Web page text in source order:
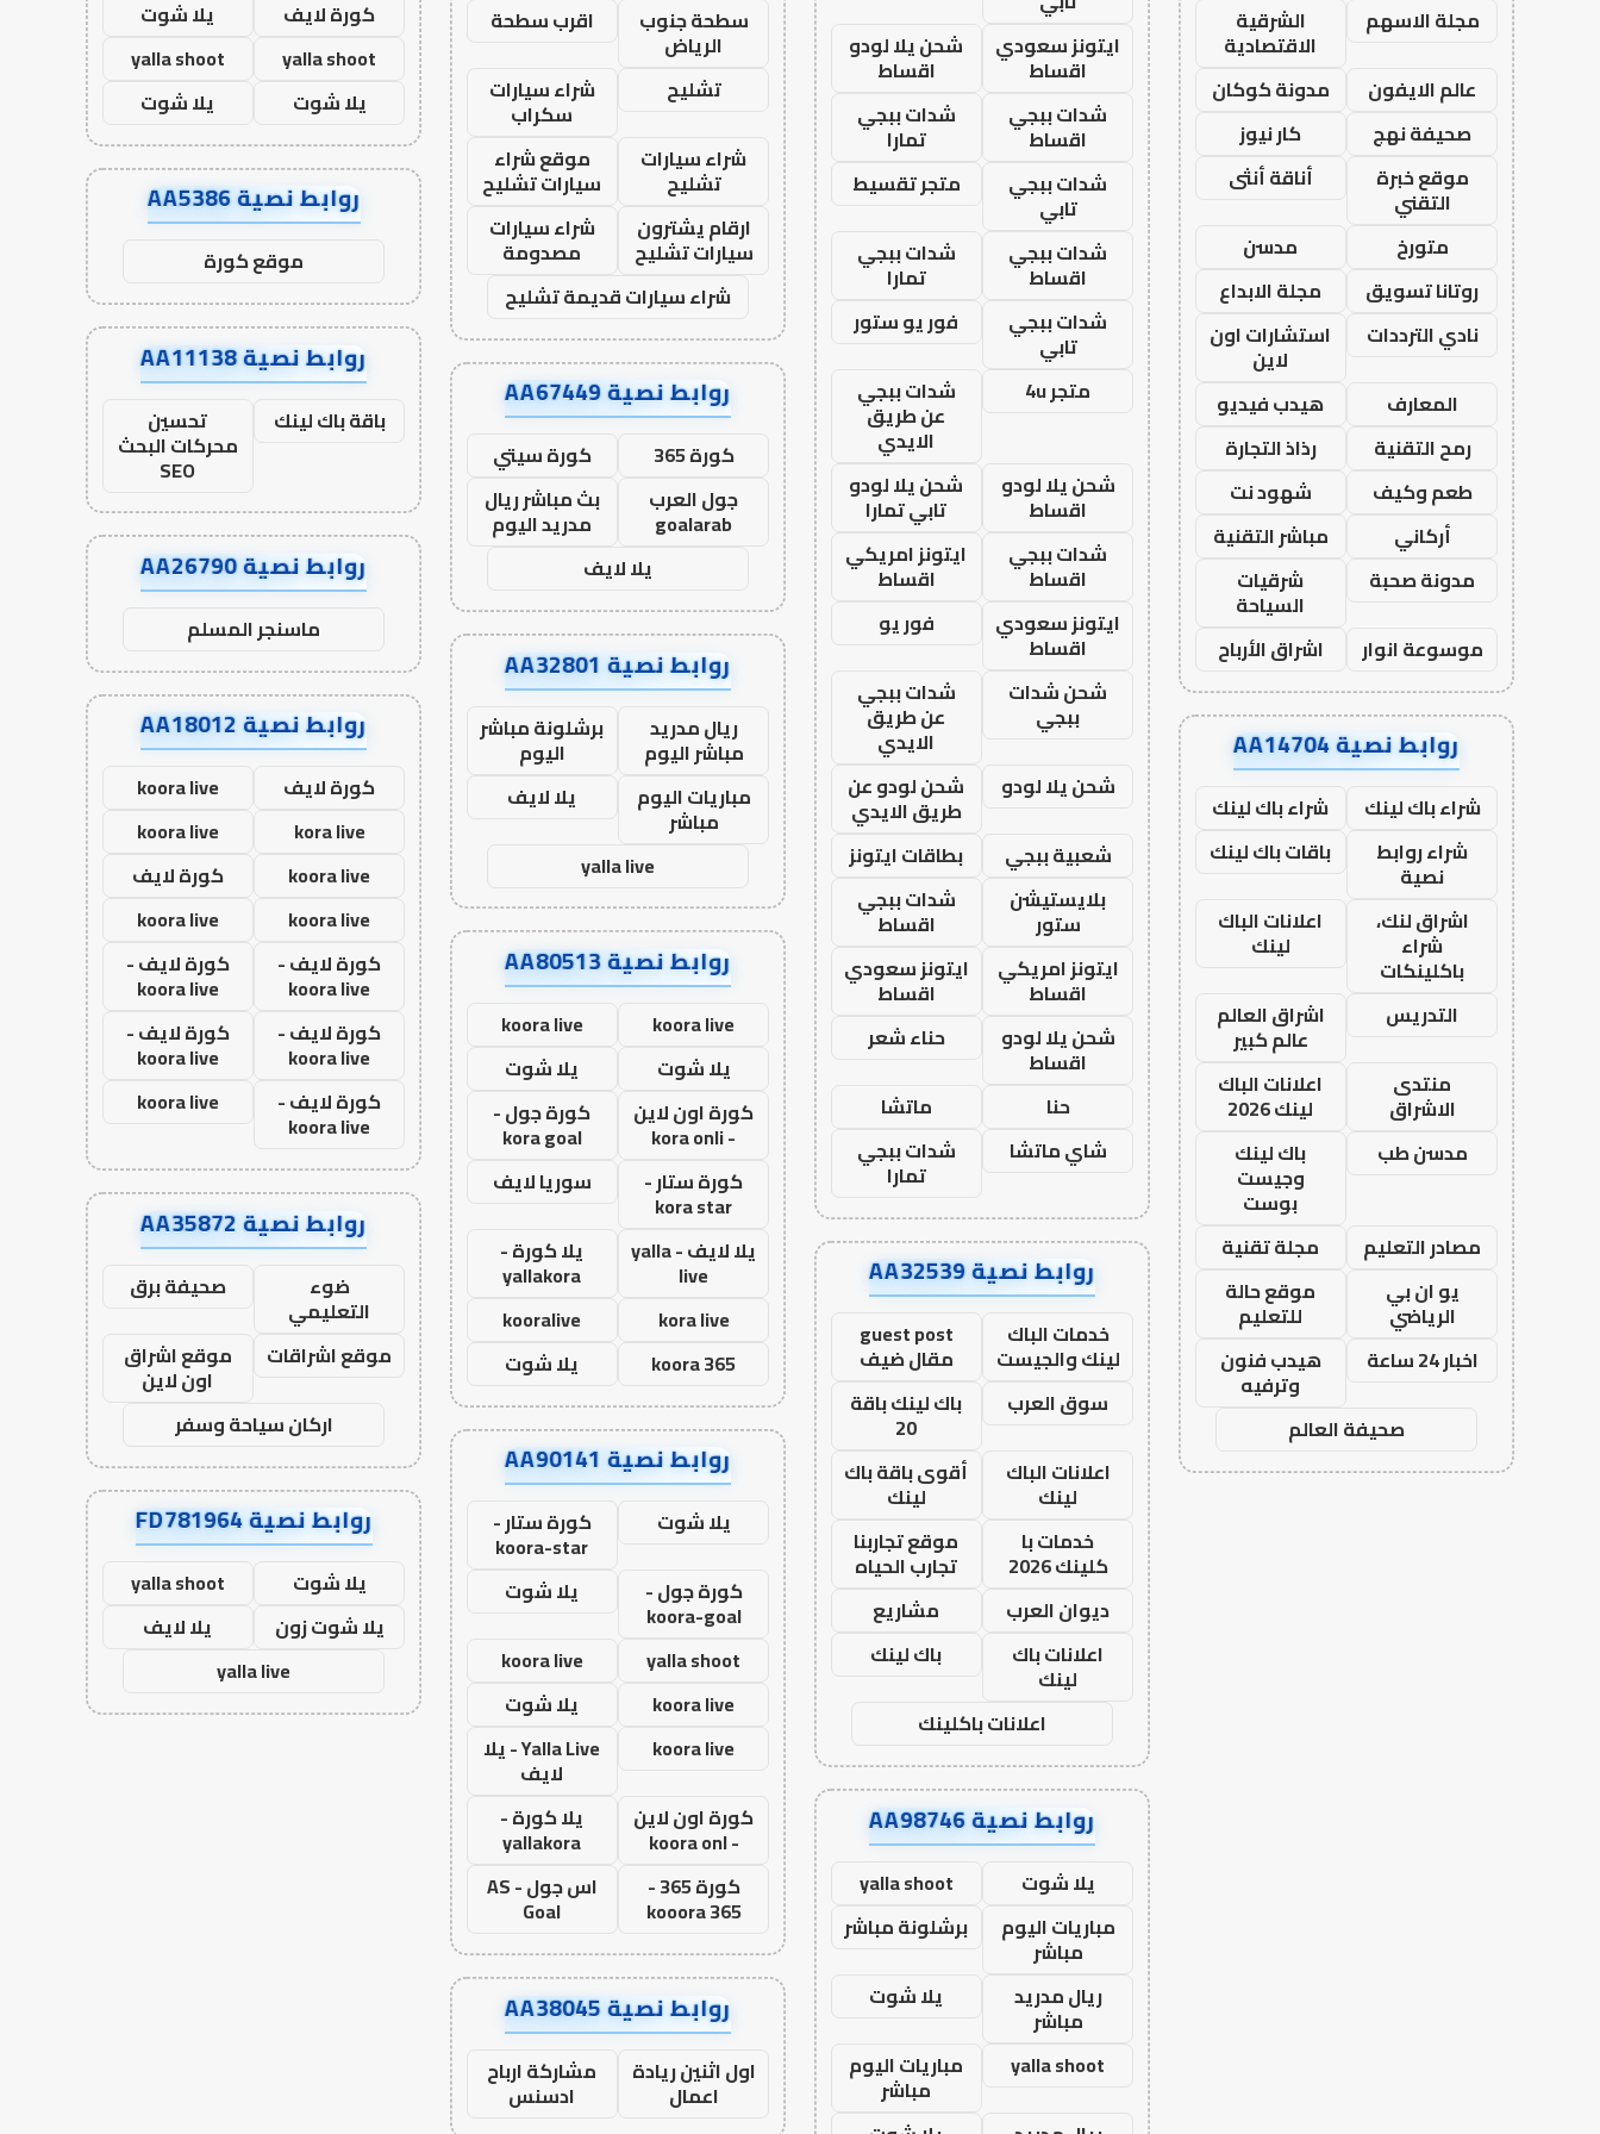
مجلة الاسهم
الشرقية
الاقتصادية
عالم الايفون
مدونة كوكان
صحيفة نهج
كار نيوز
موقع خبرة
التقني
أناقة أنثى
متورخ
مدسن
روتانا تسويق
مجلة الابداع
نادي الترددات
استشارات اون
لاين
المعارف
هيدب فيديو
رمح التقنية
رذاذ التجارة
طعم وكيف
شهود نت
أركاني
مباشر التقنية
مدونة صحبة
شرقيات
السياحة
موسوعة انوار
اشراق الأرباح
روابط نصية AA14704
شراء باك لينك
شراء باك لينك
شراء روابط
نصية
باقات باك لينك
اشراق لنك،
شراء
باكلينكات
اعلانات الباك
لينك
التدريس
اشراق العالم
عالم كبير
منتدى
الاشراق
اعلانات الباك
لينك 2026
مدسن طب
باك لينك
وجيست
بوست
مصادر التعليم
مجلة تقنية
يو ان بي
الرياضي
موقع حالة
للتعليم
اخبار 24 ساعة
هيدب فنون
وترفيه
صحيفة العالم
ايتونز سعودي
اقساط
شحن يلا لودو
اقساط
شدات ببجي
اقساط
شدات ببجي
تمارا
شدات ببجي
تابي
متجر تقسيط
شدات ببجي
اقساط
شدات ببجي
تمارا
شدات ببجي
تابي
فور يو ستور
متجر 4u
شدات ببجي
عن طريق
الايدي
شحن يلا لودو
اقساط
شحن يلا لودو
تابي تمارا
شدات ببجي
اقساط
ايتونز امريكي
اقساط
ايتونز سعودي
اقساط
فور يو
شحن شدات
ببجي
شدات ببجي
عن طريق
الايدي
شحن يلا لودو
شحن لودو عن
طريق الايدي
شعبية ببجي
بطاقات ايتونز
بلايستيشن
ستور
شدات ببجي
اقساط
ايتونز امريكي
اقساط
ايتونز سعودي
اقساط
شحن يلا لودو
اقساط
حناء شعر
حنا
ماتشا
شاي ماتشا
شدات ببجي
تمارا
روابط نصية AA32539
خدمات الباك
لينك والجيست
guest post
مقال ضيف
سوق العرب
باك لينك باقة
20
اعلانات الباك
لينك
أقوى باقة باك
لينك
خدمات با
كلينك 2026
موقع تجاربنا
تجارب الحياه
ديوان العرب
مشاريع
اعلانات باك
لينك
باك لينك
اعلانات باكلينك
روابط نصية AA98746
يلا شوت
yalla shoot
مباريات اليوم
مباشر
برشلونة مباشر
ريال مدريد
مباشر
يلا شوت
yalla shoot
مباريات اليوم
مباشر
سطحة جنوب
الرياض
اقرب سطحة
تشليح
شراء سيارات
سكراب
شراء سيارات
تشليح
موقع شراء
سيارات تشليح
ارقام يشترون
سيارات تشليح
شراء سيارات
مصدومة
شراء سيارات قديمة تشليح
روابط نصية AA67449
كورة 365
كورة سيتي
جول العرب
goalarab
بث مباشر ريال
مدريد اليوم
يلا لايف
روابط نصية AA32801
ريال مدريد
مباشر اليوم
برشلونة مباشر
اليوم
مباريات اليوم
مباشر
يلا لايف
yalla live
روابط نصية AA80513
koora live
koora live
يلا شوت
يلا شوت
كورة اون لاين
- kora onli
كورة جول -
kora goal
كورة ستار -
kora star
سوريا لايف
يلا لايف - yalla
live
يلا كورة -
yallakora
kora live
kooralive
koora 365
يلا شوت
روابط نصية AA90141
يلا شوت كورة ستار -
koora-star
كورة جول -
koora-goal
يلا شوت
yalla shoot
koora live
koora live
يلا شوت
koora live
Yalla Live - يلا
لايف
كورة اون لاين
- koora onl
يلا كورة -
yallakora
كورة 365 -
kooora 365
اس جول - AS
Goal
روابط نصية AA38045
اول اثنين ريادة
اعمال
مشاركة ارباح
ادسنس
كورة لايف
يلا شوت
yalla shoot
yalla shoot
يلا شوت
يلا شوت
روابط نصية AA5386
موقع كورة
روابط نصية AA11138
باقة باك لينك تحسين
محركات البحث
SEO
روابط نصية AA26790
ماسنجر المسلم
روابط نصية AA18012
كورة لايف
koora live
kora live
koora live
koora live
كورة لايف
koora live
koora live
كورة لايف -
koora live
كورة لايف -
koora live
كورة لايف -
koora live
كورة لايف -
koora live
كورة لايف -
koora live
koora live
روابط نصية AA35872
ضوء
التعليمي
صحيفة برق
موقع اشراقات
موقع اشراق
اون لاين
اركان سياحة وسفر
روابط نصية FD781964
يلا شوت
yalla shoot
يلا شوت زون
يلا لايف
yalla live